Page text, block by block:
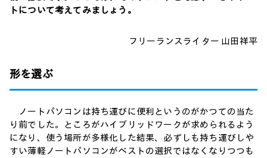
トについて考えてみましょう。
フリーランスライター 山田祥平
形を選ぶ
ノートパソコンは持ち運びに便利というのがかつての当た
り前でした。ところがハイブリッドワークが求められるよう
になり、使う場所が多様化した結果、必ずしも持ち運びしや
すい薄軽ノートパソコンがベストの選択ではなくなりつつも